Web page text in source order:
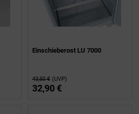
Einschieberost LU 7000
43,50 € (UVP)
32,90 €